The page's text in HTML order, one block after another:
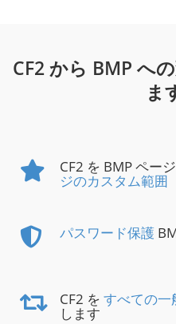
CF2 から BMP へ
ま
CF2 を BMP ペー
ジのカスタム範囲
パスワード保護
CF2 を すべての一
します